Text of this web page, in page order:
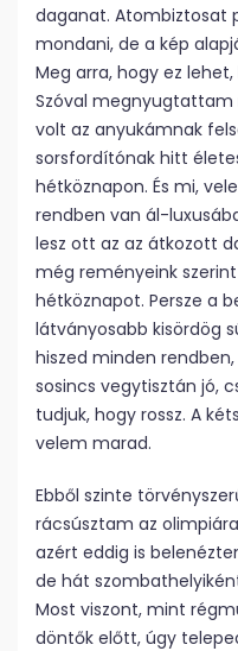
daganat. Atombiztosat
mondani, de a kép
Meg arra, hogy ez
Szóval
volt az anyukámnak
sorsfordítónak hitt
hétköznapon. És mi,
rendben van ál-
lesz ott az az átkozott
még reményeink
hétköznapot. Persze a
látványosabb kisördög
hiszed minden rendben,
sosincs vegytisztán jó,
tudjuk, hogy rossz. A
velem marad.
Ebből szinte
rácsúsztam az
azért eddig is
de hát
Most viszont, mint
döntők előtt, úgy